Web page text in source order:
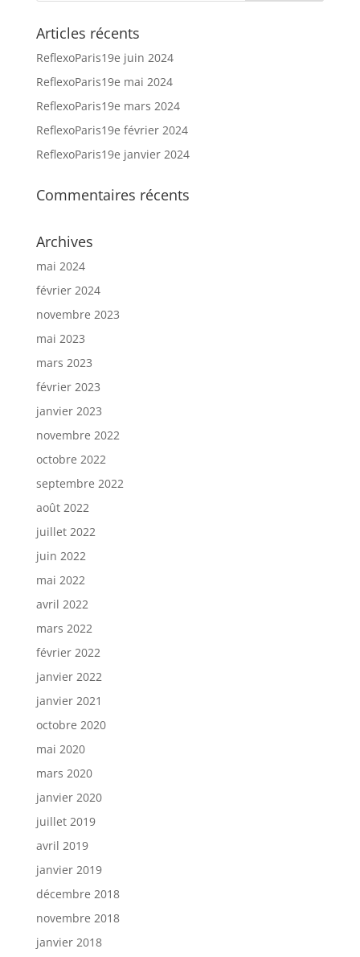
Articles récents
ReflexoParis19e juin 2024
ReflexoParis19e mai 2024
ReflexoParis19e mars 2024
ReflexoParis19e février 2024
ReflexoParis19e janvier 2024
Commentaires récents
Archives
mai 2024
février 2024
novembre 2023
mai 2023
mars 2023
février 2023
janvier 2023
novembre 2022
octobre 2022
septembre 2022
août 2022
juillet 2022
juin 2022
mai 2022
avril 2022
mars 2022
février 2022
janvier 2022
janvier 2021
octobre 2020
mai 2020
mars 2020
janvier 2020
juillet 2019
avril 2019
janvier 2019
décembre 2018
novembre 2018
janvier 2018